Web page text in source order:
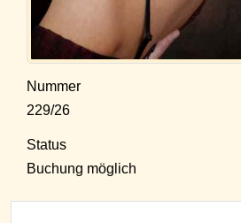
Nummer
229/26
Status
Buchung möglich